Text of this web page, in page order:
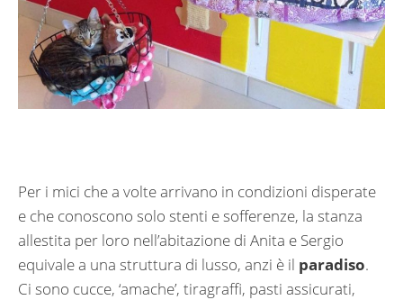
Per i mici che a volte arrivano in condizioni disperate
e che conoscono solo stenti e sofferenze, la stanza
allestita per loro nell’abitazione di Anita e Sergio
equivale a una struttura di lusso, anzi è il paradiso.
Ci sono cucce, ‘amache’, tiragraffi, pasti assicurati,